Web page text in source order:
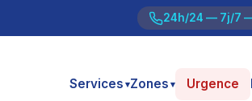
24h/24 — 7j/7
Services ▾Zones ▾ Urgence